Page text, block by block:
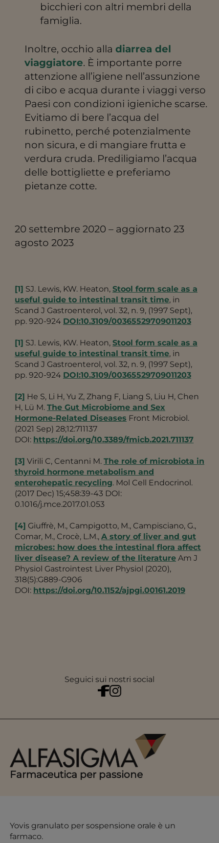
bicchieri con altri membri della
famiglia.
Inoltre, occhio alla diarrea del
viaggiatore. È importante porre
attenzione all’igiene nell’assunzione
di cibo e acqua durante i viaggi verso
Paesi con condizioni igieniche scarse.
Evitiamo di bere l’acqua del
rubinetto, perché potenzialmente
non sicura, e di mangiare frutta e
verdura cruda. Prediligiamo l’acqua
delle bottigliette e preferiamo
pietanze cotte.
20 settembre 2020 – aggiornato 23
agosto 2023
[1] SJ. Lewis, KW. Heaton, Stool form scale as a
useful guide to intestinal transit time, in
Scand J Gastroenterol, vol. 32, n. 9, (1997 Sept),
pp. 920-924 DOI:10.3109/00365529709011203
[1] SJ. Lewis, KW. Heaton, Stool form scale as a
useful guide to intestinal transit time, in
Scand J Gastroenterol, vol. 32, n. 9, (1997 Sept),
pp. 920-924 DOI:10.3109/00365529709011203
[2] He S, Li H, Yu Z, Zhang F, Liang S, Liu H, Chen
H, Lü M. The Gut Microbiome and Sex
Hormone-Related Diseases Front Microbiol.
(2021 Sep) 28;12:711137
DOI: https://doi.org/10.3389/fmicb.2021.711137
[3] Virili C, Centanni M. The role of microbiota in
thyroid hormone metabolism and
enterohepatic recycling. Mol Cell Endocrinol.
(2017 Dec) 15;458:39-43 DOI:
0.1016/j.mce.2017.01.053
[4] Giuffrè, M., Campigotto, M., Campisciano, G.,
Comar, M., Crocè, L.M., A story of liver and gut
microbes: how does the intestinal flora affect
liver disease? A review of the literature Am J
Physiol Gastrointest Liver Physiol (2020),
318(5):G889-G906
DOI: https://doi.org/10.1152/ajpgi.00161.2019
Seguici sui nostri social
Farmaceutica per passione
Yovis granulato per sospensione orale è un
farmaco.